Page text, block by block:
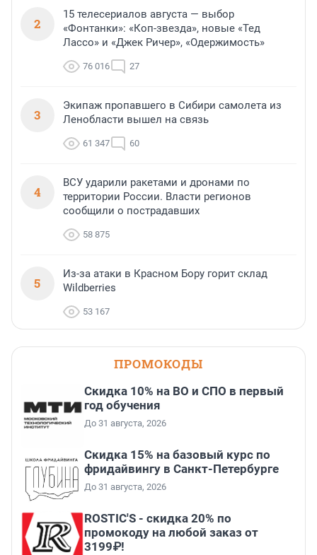
2
15 телесериалов августа — выбор
«Фонтанки»: «Коп-звезда», новые «Тед
Лассо» и «Джек Ричер», «Одержимость»
76 016 27
3
Экипаж пропавшего в Сибири самолета из
Ленобласти вышел на связь
61 347 60
4
ВСУ ударили ракетами и дронами по
территории России. Власти регионов
сообщили о пострадавших
58 875
5
Из-за атаки в Красном Бору горит склад
Wildberries
53 167
ПРОМОКОДЫ
Скидка 10% на ВО и СПО в первый
год обучения
До 31 августа, 2026
Скидка 15% на базовый курс по
фридайвингу в Санкт-Петербурге
До 31 августа, 2026
ROSTIC'S - скидка 20% по
промокоду на любой заказ от
3199₽!